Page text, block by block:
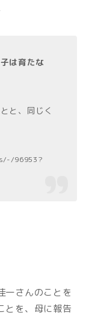
は育たな
と、同じく
96953?
一さんのことを
とを、母に報告